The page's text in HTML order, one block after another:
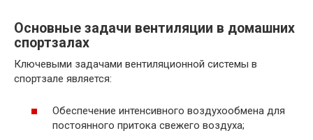
Основные задачи вентиляции в домашних
спортзалах
Ключевыми задачами вентиляционной системы в
спортзале является:
Обеспечение интенсивного воздухообмена для
постоянного притока свежего воздуха;